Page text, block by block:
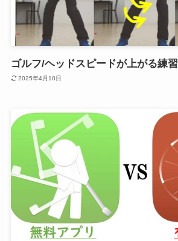
ゴルフ/ヘッドスピードが上がる練習
2025年4月10日